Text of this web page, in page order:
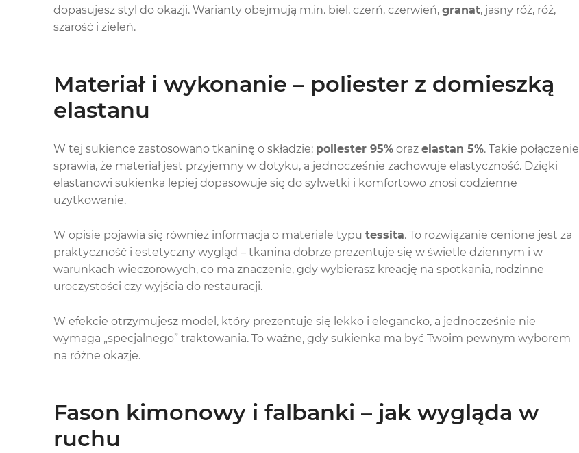
dopasujesz styl do okazji. Warianty obejmują m.in. biel, czerń, czerwień, granat, jasny róż, róż,
szarość i zieleń.
Materiał i wykonanie – poliester z domieszką
elastanu
W tej sukience zastosowano tkaninę o składzie: poliester 95% oraz elastan 5%. Takie połączenie
sprawia, że materiał jest przyjemny w dotyku, a jednocześnie zachowuje elastyczność. Dzięki
elastanowi sukienka lepiej dopasowuje się do sylwetki i komfortowo znosi codzienne
użytkowanie.
W opisie pojawia się również informacja o materiale typu tessita. To rozwiązanie cenione jest za
praktyczność i estetyczny wygląd – tkanina dobrze prezentuje się w świetle dziennym i w
warunkach wieczorowych, co ma znaczenie, gdy wybierasz kreację na spotkania, rodzinne
uroczystości czy wyjścia do restauracji.
W efekcie otrzymujesz model, który prezentuje się lekko i elegancko, a jednocześnie nie
wymaga „specjalnego” traktowania. To ważne, gdy sukienka ma być Twoim pewnym wyborem
na różne okazje.
Fason kimonowy i falbanki – jak wygląda w
ruchu